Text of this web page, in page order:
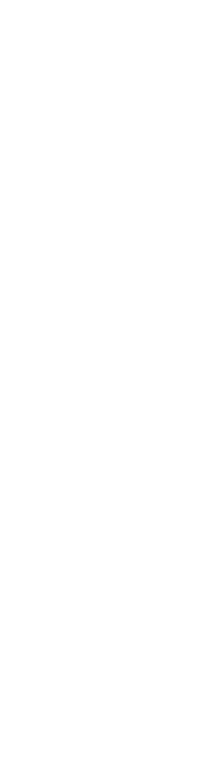
MIEL ET CURCUMA
ces deux saisons, le
côté cuisine…
GLACÉ AU CAFÉ
un café qui sort de la
recettes de café…